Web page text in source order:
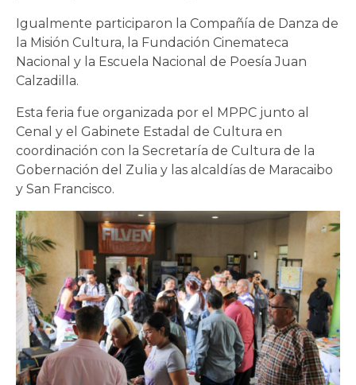
Igualmente participaron la Compañía de Danza de
la Misión Cultura, la Fundación Cinemateca
Nacional y la Escuela Nacional de Poesía Juan
Calzadilla.
Esta feria fue organizada por el MPPC junto al
Cenal y el Gabinete Estadal de Cultura en
coordinación con la Secretaría de Cultura de la
Gobernación del Zulia y las alcaldías de Maracaibo
y San Francisco.